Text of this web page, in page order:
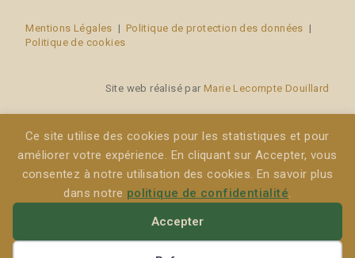
Ce site utilise des cookies pour les statistiques et pour
améliorer votre expérience. En cliquant sur Accepter, vous
consentez à notre utilisation des cookies. En savoir plus
dans notre politique de confidentialité.
Accepter
Mentions Légales | Politique de protection des données |
Politique de cookies
Site web réalisé par Marie Lecompte Douillard